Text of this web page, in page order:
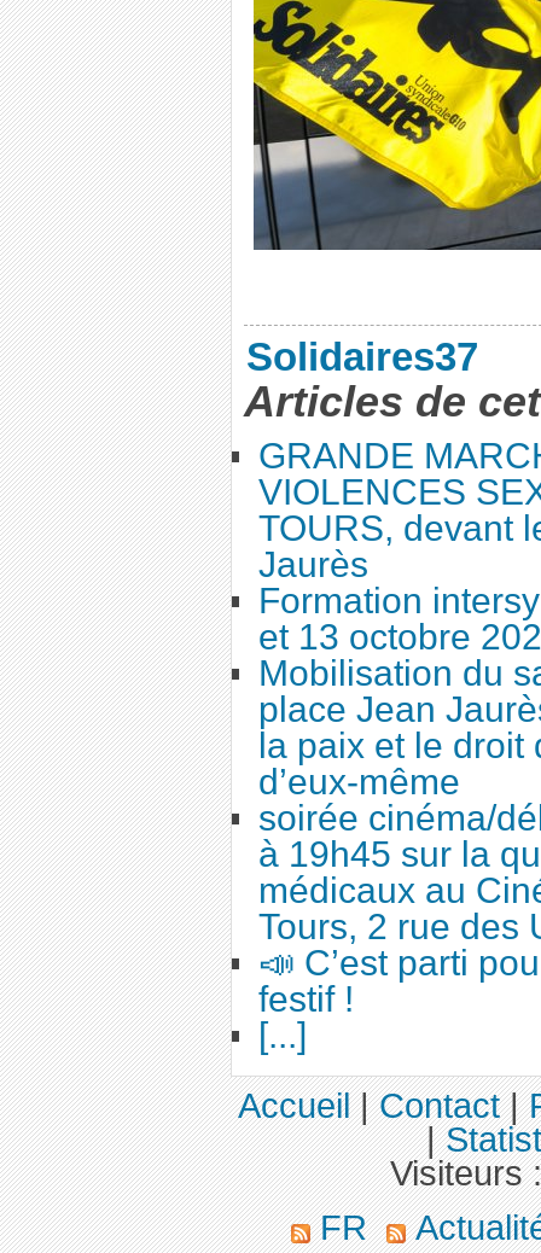
Solidaires37
Articles de
GRANDE
VIOLENCES
TOURS, devant
Jaurès
Formation
et 13 octobre
Mobilisation du
place Jean
la paix et le
d’eux-même
soirée cinéma/
à 19h45 sur la
médicaux au
Tours, 2 rue des
📣 C’est parti
festif !
[...]
Accueil|Contact|
|
Visiteurs
FR